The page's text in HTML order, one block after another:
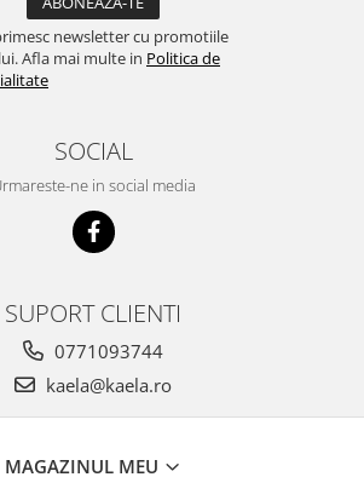
newsletter cu promotiile
Afla mai multe in Politica de
SOCIAL
ne in social media
SUPORT CLIENTI
0771093744
kaela@kaela.ro
MAGAZINUL MEU